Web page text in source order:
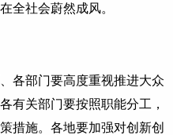
全社会蔚然成风。
各部门要高度重视推进大众
有关部门要按照职能分工，
措施。各地要加强对创新创